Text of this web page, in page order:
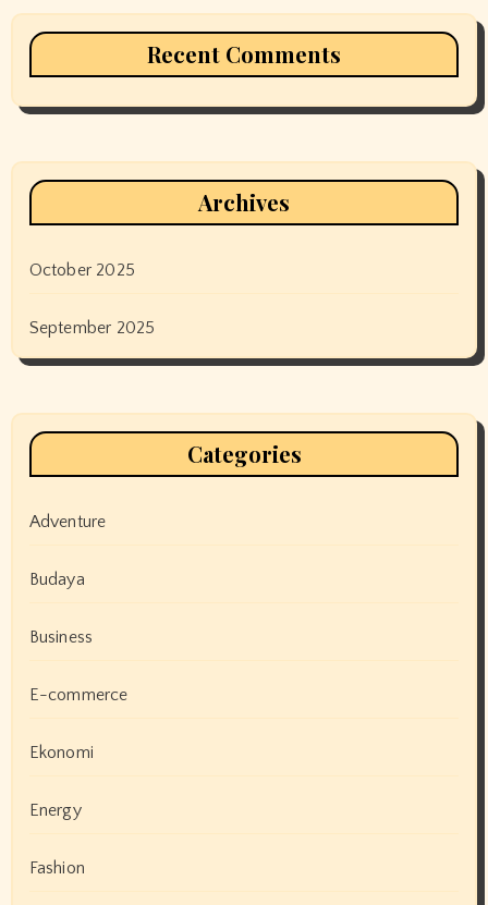
Recent Comments
Archives
October 2025
September 2025
Categories
Adventure
Budaya
Business
E-commerce
Ekonomi
Energy
Fashion